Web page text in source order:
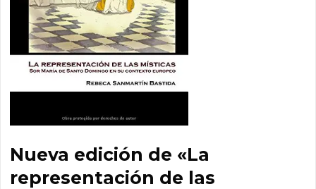
Nueva edición de «La
representación de las